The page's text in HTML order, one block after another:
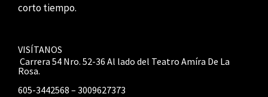
corto tiempo.
VISÍTANOS
Carrera 54 Nro. 52-36 Al lado del Teatro Amíra De La
Rosa.
605-3442568 – 3009627373